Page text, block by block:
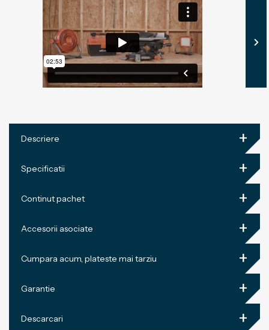
Descriere +
Specificatii +
Continut pachet +
Accesorii asociate +
Cumpara acum, plateste mai tarziu +
Garantie +
Descarcari +